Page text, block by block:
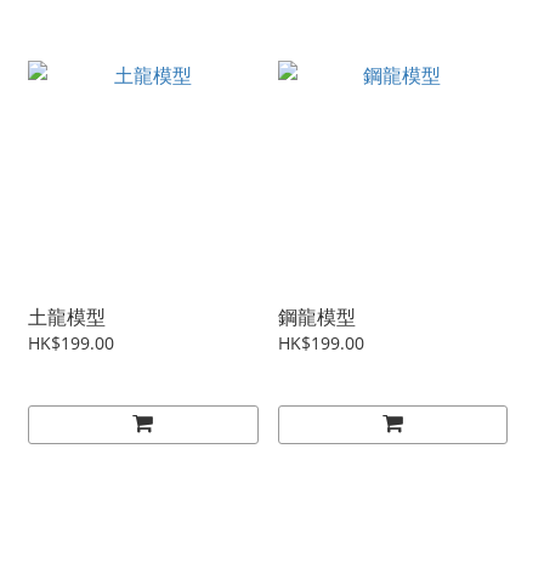
土龍模型
HK$199.00
鋼龍模型
HK$199.00